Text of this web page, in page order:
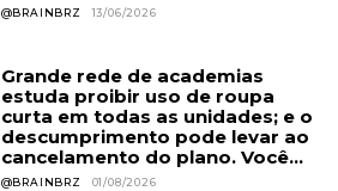
@BRAINBRZ 13/06/2026
Grande rede de academias
estuda proibir uso de roupa
curta em todas as unidades; e o
descumprimento pode levar ao
cancelamento do plano. Você...
@BRAINBRZ 01/08/2026